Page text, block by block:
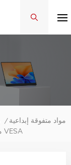
/ مواد متفوقة إبداعية
مع دعامة قابلة للطي محمولة بفتحات VESA